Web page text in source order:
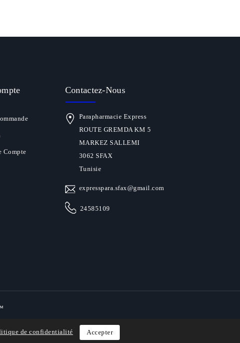
Compte
Contactez-Nous
Parapharmacie Express
ROUTE GREMDA KM 5
MARKEZ SALLEMI
3062 SFAX
Tunisie
expresspara.sfax@gmail.com
24585109
de confidentialité Accepter